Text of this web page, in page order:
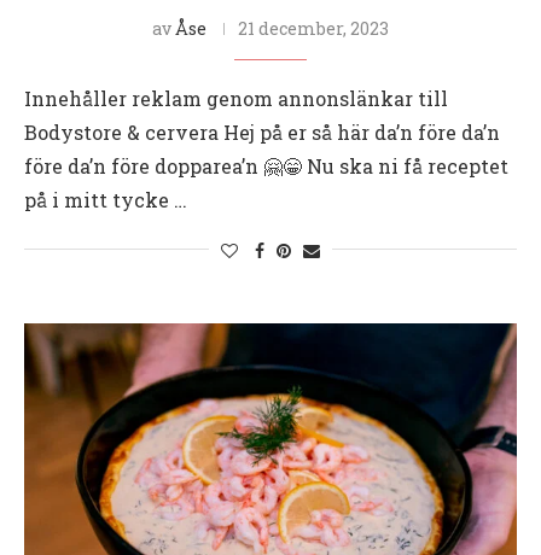
av Åse 21 december, 2023
Innehåller reklam genom annonslänkar till
Bodystore & cervera Hej på er så här da’n före da’n
före da’n före dopparea’n 🤗😁 Nu ska ni få receptet
på i mitt tycke …